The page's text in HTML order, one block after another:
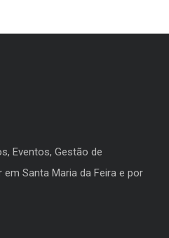
Eventos, Gestão de
Santa Maria da Feira e por